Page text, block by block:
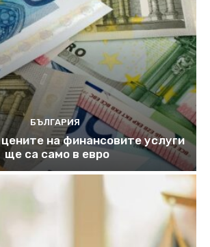
БЪЛГАРИЯ
на финансовите услуги
ще са само в евро